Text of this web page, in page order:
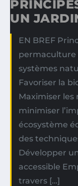
UN
EN BREF
permaculture
systèmes
Favoriser la
Maximiser les
minimiser
écosystème
des
Développer
accessible
travers […]